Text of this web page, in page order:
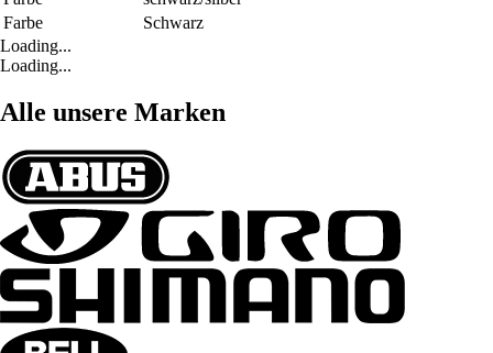
Farbe
Schwarz
Loading...
Loading...
Alle unsere Marken